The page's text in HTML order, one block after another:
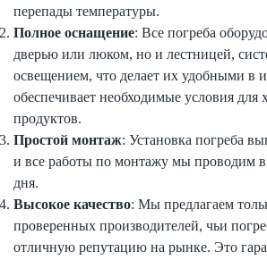
перепады температуры.
Полное оснащение: Все погреба
дверью или люком, но и лестницей,
освещением, что делает их удобными в
обеспечивает необходимые условия для
продуктов.
Простой монтаж: Установка погреба
и все работы по монтажу мы проводим в
дня.
Высокое качество: Мы предлагаем
проверенных производителей, чьи
отличную репутацию на рынке. Это